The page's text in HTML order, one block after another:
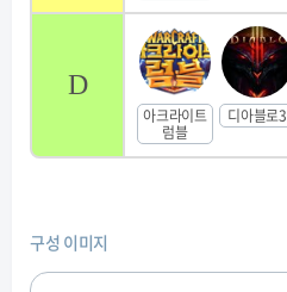
D
아크라이트
럼블
디아블로3
구성 이미지